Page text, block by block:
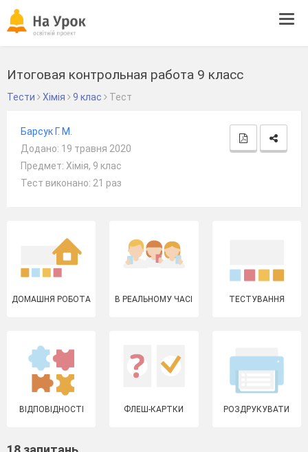
Итоговая контрольная работа 9 класс
Тести Хімія 9 клас Тест
Барсук Г. М.
Додано: 19 травня 2020
Предмет: Хімія, 9 клас
Тест виконано: 21 раз
ДОМАШНЯ РОБОТА В РЕАЛЬНОМУ ЧАСІ ТЕСТУВАННЯ
ВІДПОВІДНОСТІ ФЛЕШ-КАРТКИ РОЗДРУКУВАТИ